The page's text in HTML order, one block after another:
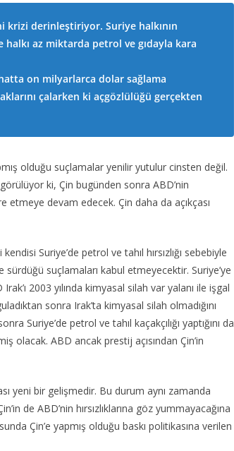
krizi derinleştiriyor. Suriye halkının
halkı az miktarda petrol ve gıdayla kara
on milyarlarca dolar sağlama
çalarken ki açgözlülüğü gerçekten
olduğu suçlamalar yenilir yutulur cinsten değil.
ki, Çin bugünden sonra ABD’nin
etmeye devam edecek. Çin daha da açıkçası
Suriye’de petrol ve tahıl hırsızlığı sebebiyle
suçlamaları kabul etmeyecektir. Suriye’ye
2003 yılında kimyasal silah var yalanı ile işgal
sonra Irak’ta kimyasal silah olmadığını
Suriye’de petrol ve tahıl kaçakçılığı yaptığını da
olacak. ABD ancak prestij açısından Çin’in
yeni bir gelişmedir. Bu durum aynı zamanda
de ABD’nin hırsızlıklarına göz yummayacağına
Çin’e yapmış olduğu baskı politikasına verilen